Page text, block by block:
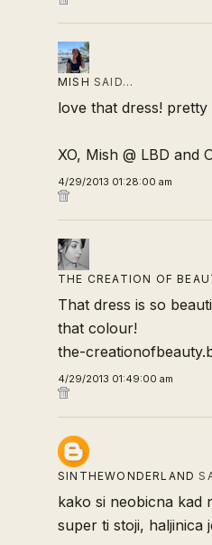
MISH SAID…
love that dress!
XO, Mish @ LBD and
4/29/2013 01:28:00 am
THE CREATION OF
That dress is so
that colour!
the-
4/29/2013 01:49:00 am
SINTHEWONDERLAND
kako si neobicna kad
super ti stoji, haljinica